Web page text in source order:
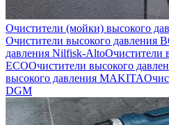
Очистители (мойки) высокого
Очистители высокого давления
давления Nilfisk-AltoОчистители
ECOОчистители высокого
высокого давления MAKITA
DGM